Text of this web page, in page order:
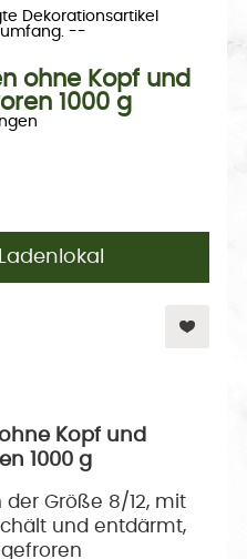
Dekorationsartikel
--
ohne Kopf und
1000 g
Kopf und
1000 g
der Größe 8/12, mit
und entdärmt,